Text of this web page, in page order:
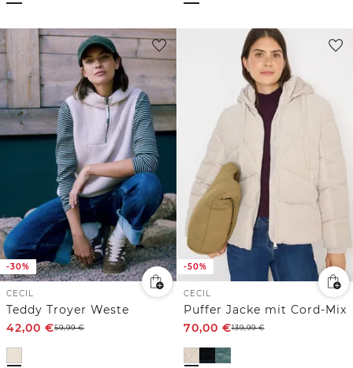
-30%
CECIL
Teddy Troyer Weste
42,00 €59,99€
-50%
CECIL
Puffer Jacke mit Cord-Mix
70,00 €139,99€